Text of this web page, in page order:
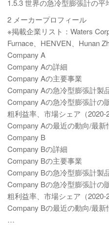
1.5.3 世界の急冷型膨張計の平
2 メーカープロフィール
※掲載企業リスト：Waters
Furnace、HENVEN、Hunan
Company A
Company Aの詳細
Company Aの主要事業
Company Aの急冷型膨張計製
Company Aの急冷型膨張計の
粗利益率、市場シェア（2020-
Company Aの最近の動向/最新
Company B
Company Bの詳細
Company Bの主要事業
Company Bの急冷型膨張計製
Company Bの急冷型膨張計の
粗利益率、市場シェア（2020-
Company Bの最近の動向/最新
…